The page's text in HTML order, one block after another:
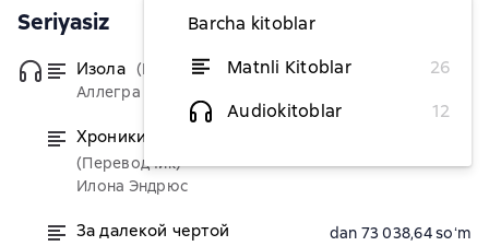
Barcha kitoblar
Matnli Kitoblar
26
Audiokitoblar
12
Seriyasiz
Изола (Переводчик)
Аллегра Гудман
dan 80 357,14 soʻm
Хроники хозяйки отеля. Том 1
(Переводчик)
Илона Эндрюс
За далекой чертой dan 73 038,64 soʻm